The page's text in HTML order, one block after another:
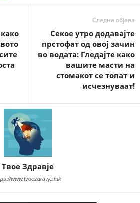
Следна објава
Секое утро додавајте
прстофат од овој зачин
во водата: Гледајте како
вашите масти на
стомакот се топат и
исчезнуваат!
Твое Здравје
www.tvoezdravje.mk